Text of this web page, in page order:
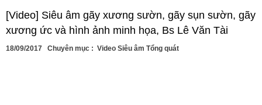
[Video] Siêu âm gãy xương sườn, gãy sụn sườn, gãy
xương ức và hình ảnh minh họa, Bs Lê Văn Tài
18/09/2017 Chuyên mục : Video Siêu âm Tổng quát